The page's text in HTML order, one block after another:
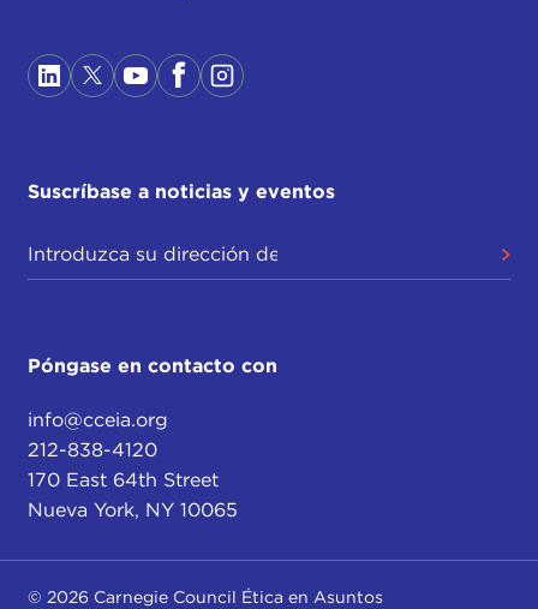
Suscríbase a noticias y eventos
Póngase en contacto con
info@cceia.org
212-838-4120
170 East 64th Street
Nueva York, NY 10065
© 2026 Carnegie Council Ética en Asuntos